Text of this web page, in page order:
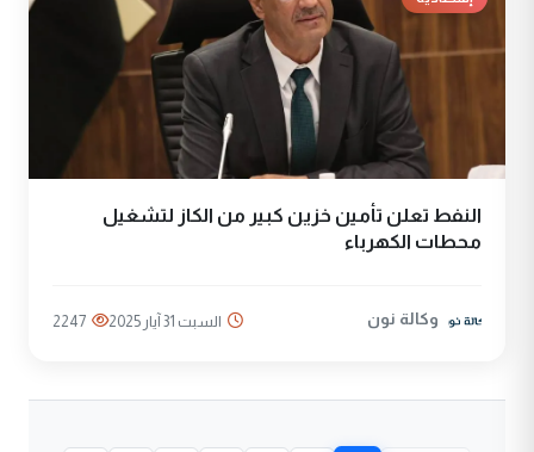
النفط تعلن تأمين خزين كبير من الكاز لتشغيل
محطات الكهرباء
وكالة نون السبت 31 آيار 2025 2247